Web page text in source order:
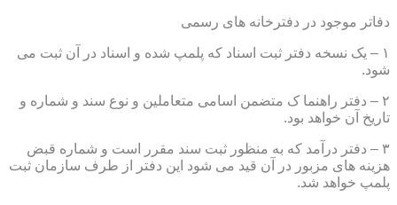
دفاتر موجود در دفترخانه های رسمی
۱ – یک نسخه دفتر ثبت اسناد که پلمپ شده و اسناد در آن ثبت می
شود.
۲ – دفتر راهنما ک متضمن اسامی متعاملین و نوع سند و شماره و
تاریخ آن خواهد بود.
۳ – دفتر درآمد که به منظور ثبت سند مقرر است و شماره قبض
هزینه های مزبور در آن قید می شود این دفتر از طرف سازمان ثبت
پلمپ خواهد شد.